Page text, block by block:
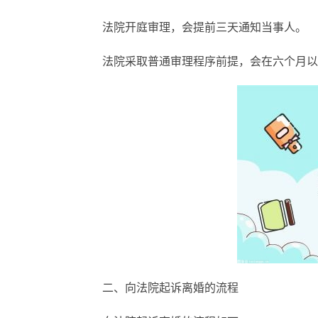
法院开庭审理，会提前三天通知当事人。
法院采取普通审理程序前提，会在六个月
二、向法院起诉离婚的流程